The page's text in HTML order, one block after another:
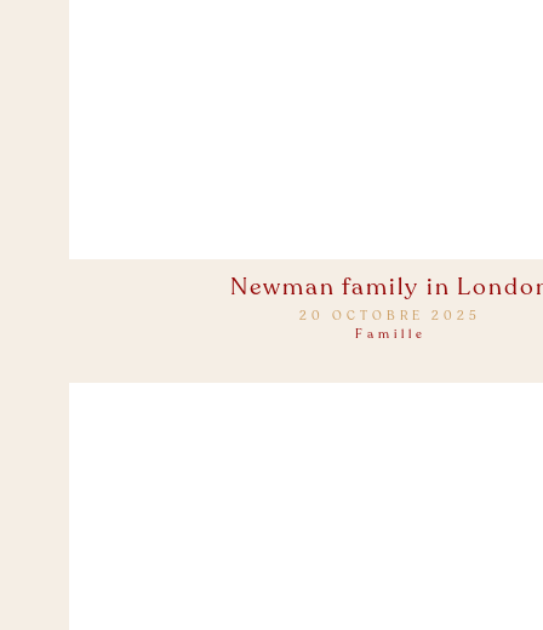
20 OCTOBRE 2025
Newman family in
Famille